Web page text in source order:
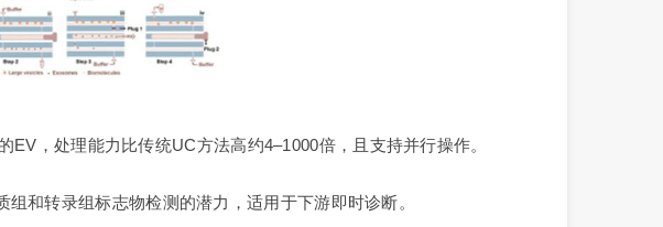
，处理能力比传统UC方法高约4–1000倍，且支持并行操作。
和转录组标志物检测的潜力，适用于下游即时诊断。